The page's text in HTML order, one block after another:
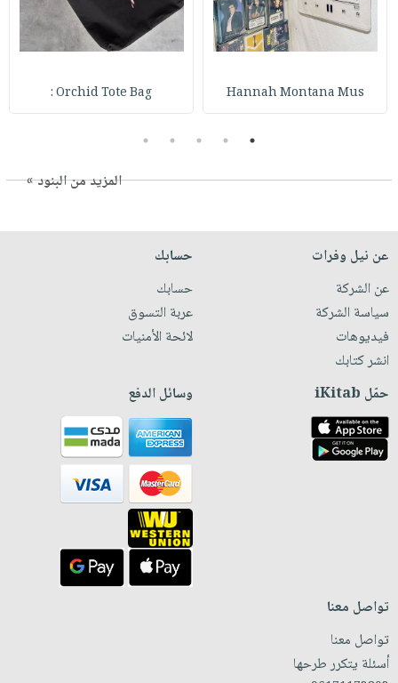
Hannah Montana Mus
Orchid Tote Bag :
1
2
3
4
5
المزيد من البنود »
عن نيل وفرات
عن الشركة
سياسة الشركة
فيديوهات
انشر كتابك
حسابك
حسابك
عربة التسوق
لائحة الأمنيات
حمّل iKitab وسائل الدفع
تواصل معنا
تواصل معنا
أسئلة يتكرر طرحها